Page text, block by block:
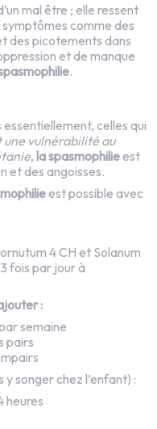
mal être ; elle ressent
comme des
des picotements dans
et de manque
.
celles qui
vulnérabilité au
, la spasmophilieest
et des angoisses.
est possible avec
4 CH et Solanum
fois par jour à
:
semaine
pairs
y songer chez l’enfant) :
heures